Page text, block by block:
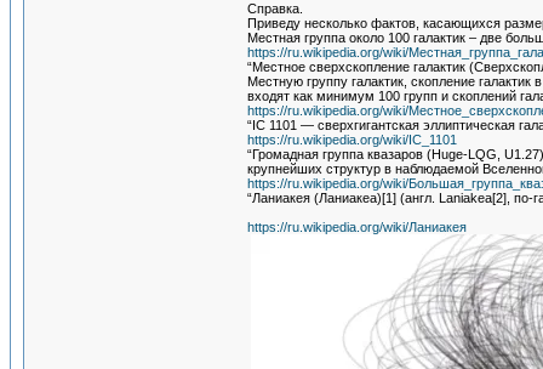
Справка.
Приведу несколько фактов, касающихся
Местная группа около 100 галактик – две
https://ru.wikipedia.org/wiki/
“Местное сверхскопление галактик
Местную группу галактик, скопление
входят как минимум 100 групп и скоплений
https://ru.wikipedia.org/wiki/
“IC 1101 — сверхгигантская эллиптическая
https://ru.wikipedia.org/wiki/IC_1101
“Громадная группа квазаров (Huge-LQG,
крупнейших структур в наблюдаемой
https://ru.wikipedia.org/wiki/
“Ланиакея (Ланиакеа)[1] (англ. Laniakea[2],
https://ru.wikipedia.org/wiki/Ланиакея